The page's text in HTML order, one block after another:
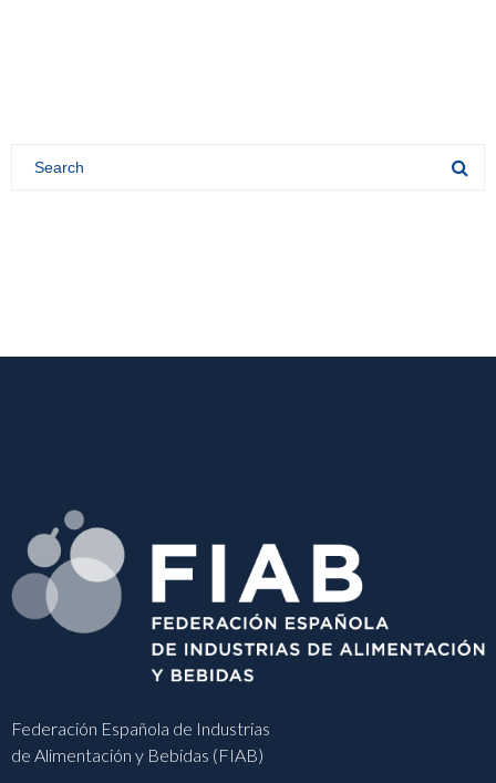
Federación Española de Industrias
de Alimentación y Bebidas (FIAB)